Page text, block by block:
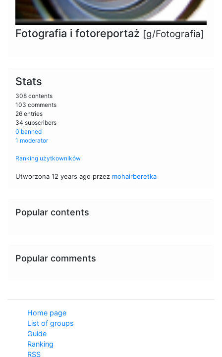
Fotografia i fotoreportaż [g/Fotografia]
Stats
308 contents
103 comments
26 entries
34 subscribers
0 banned
1 moderator
Ranking użytkowników
Utworzona 12 years ago przez mohairberetka
Popular contents
Popular comments
Home page
List of groups
Guide
Ranking
RSS